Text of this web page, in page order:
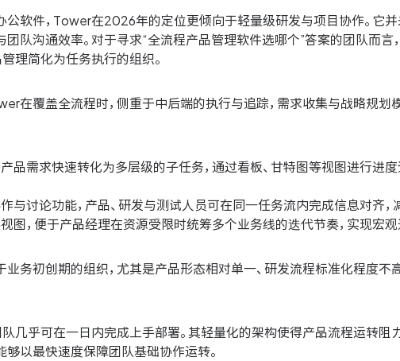
公软件，Tower在2026年的定位更倾向于轻量级研发与项目协作。它
团队沟通效率。对于寻求“全流程产品管理软件选哪个”答案的团队而言
理简化为任务执行的组织。
在覆盖全流程时，侧重于中后端的执行与追踪，需求收集与战略规划
产品需求快速转化为多层级的子任务，通过看板、甘特图等视图进行进
作与讨论功能，产品、研发与测试人员可在同一任务流内完成信息对齐，
视图，便于产品经理在资源受限时统筹多个业务线的迭代节奏，实现宏观
务初创期的组织，尤其是产品形态相对单一、研发流程标准化程度不
几乎可在一日内完成上手部署。其轻量化的架构使得产品流程运转阻
以最快速度保障团队基础协作运转。